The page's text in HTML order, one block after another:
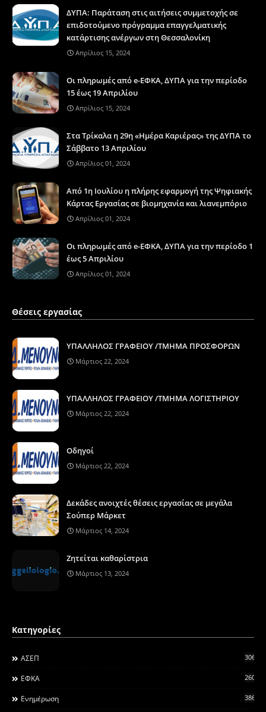
ΔΥΠΑ: Παράταση στις αιτήσεις συμμετοχής σε
επιδοτούμενο πρόγραμμα επαγγελματικής
κατάρτισης ανέργων στη Θεσσαλονίκη
Απρίλιος 15, 2024
Οι πληρωμές από e-ΕΦΚΑ, ΔΥΠΑ για την περίοδο
15 έως 19 Απριλίου
Απρίλιος 15, 2024
Στα Τρίκαλα η 29η «Ημέρα Καριέρας» της ΔΥΠΑ το
Σάββατο 13 Απριλίου
Απρίλιος 01, 2024
Από 1η Ιουλίου η πλήρης εφαρμογή της Ψηφιακής
Κάρτας Εργασίας σε βιομηχανία και λιανεμπόριο
Απρίλιος 01, 2024
Οι πληρωμές από e-ΕΦΚΑ, ΔΥΠΑ για την περίοδο 1
έως 5 Απριλίου
Απρίλιος 01, 2024
Θέσεις εργασίας
ΥΠΑΛΛΗΛΟΣ ΓΡΑΦΕΙΟΥ /ΤΜΗΜΑ ΠΡΟΣΦΟΡΩΝ
Μάρτιος 22, 2024
ΥΠΑΛΛΗΛΟΣ ΓΡΑΦΕΙΟΥ /ΤΜΗΜΑ ΛΟΓΙΣΤΗΡΙΟΥ
Μάρτιος 22, 2024
Οδηγοί
Μάρτιος 22, 2024
Δεκάδες ανοιχτές θέσεις εργασίας σε μεγάλα
Σούπερ Μάρκετ
Μάρτιος 14, 2024
Ζητείται καθαρίστρια
Μάρτιος 13, 2024
Κατηγορίες
ΑΣΕΠ 306
ΕΦΚΑ 260
Ενημέρωση 3868